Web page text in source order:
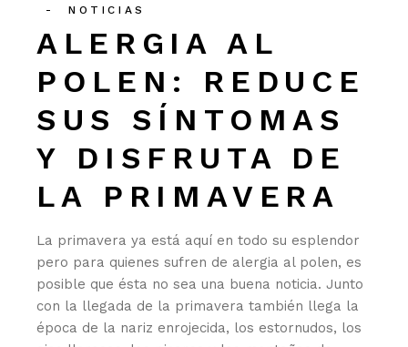
NOTICIAS
ALERGIA AL
POLEN: REDUCE
SUS SÍNTOMAS
Y DISFRUTA DE
LA PRIMAVERA
La primavera ya está aquí en todo su esplendor
pero para quienes sufren de alergia al polen, es
posible que ésta no sea una buena noticia. Junto
con la llegada de la primavera también llega la
época de la nariz enrojecida, los estornudos, los